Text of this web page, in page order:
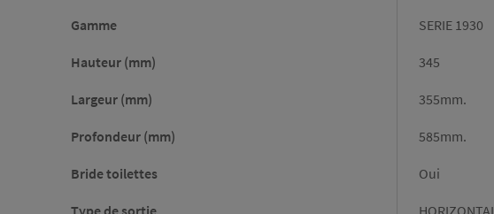
Gamme Gamme
SERIE 1930
Hauteur (mm)
Hauteur
345
Largeur (mm)
Largeur
355mm.
Profondeur (mm)
Profondeur
585mm.
Bride toilettes
Bride
Oui
Type de sortie
Type
HORIZONTAL